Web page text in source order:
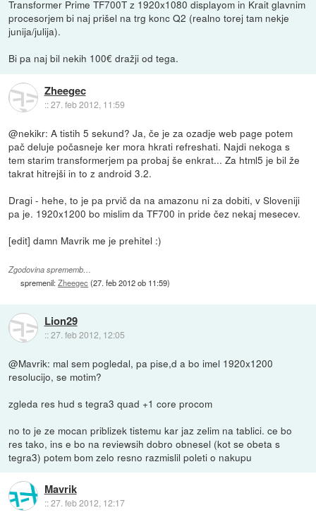
Transformer Prime TF700T z 1920x1080 displayom in Krait glavnim
procesorjem bi naj prišel na trg konc Q2 (realno torej tam nekje
junija/julija).
Bi pa naj bil nekih 100€ dražji od tega.
Zheegec
::27. feb 2012, 11:59
@nekikr: A tistih 5 sekund? Ja, če je za ozadje web page potem
pač deluje počasneje ker mora hkrati refreshati. Najdi nekoga s
tem starim transformerjem pa probaj še enkrat... Za html5 je bil že
takrat hitrejši in to z android 3.2.
Dragi - hehe, to je pa prvič da na amazonu ni za dobiti, v Sloveniji
pa je. 1920x1200 bo mislim da TF700 in pride čez nekaj mesecev.
[edit] damn Mavrik me je prehitel :)
Zgodovina sprememb…
spremenil:Zheegec (27. feb 2012 ob 11:59)
Lion29
::27. feb 2012, 12:05
@Mavrik: mal sem pogledal, pa pise,d a bo imel 1920x1200
resolucijo, se motim?
zgleda res hud s tegra3 quad +1 core procom
no to je ze mocan priblizek tistemu kar jaz zelim na tablici. ce bo
res tako, ins e bo na reviewsih dobro obnesel (kot se obeta s
tegra3) potem bom zelo resno razmislil poleti o nakupu
Mavrik
::27. feb 2012, 12:17